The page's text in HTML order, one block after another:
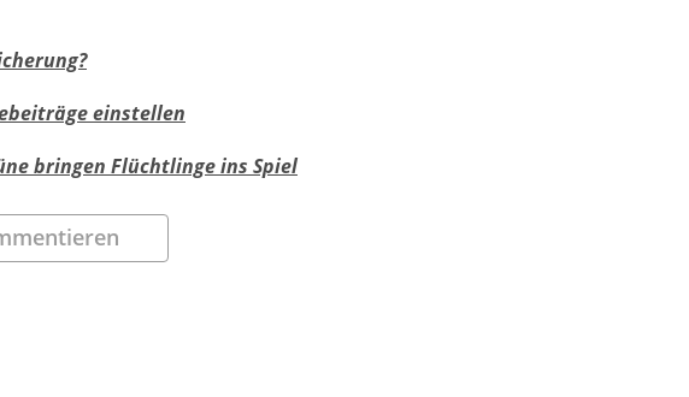
einstellen
bringen Flüchtlinge ins Spiel